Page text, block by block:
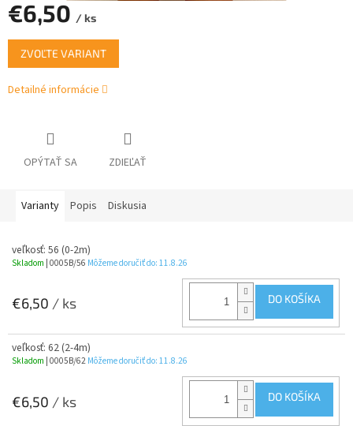
€6,50 / ks
Jednotková
cena:
ZVOĽTE VARIANT
Detailné informácie
OPÝTAŤ SA ZDIEĽAŤ
Varianty Popis Diskusia
veľkosť: 56 (0-2m)
Skladom | 0005B/56 Môžeme doručiť do: 11.8.26
€6,50 / ks DO KOŠÍKA
veľkosť: 62 (2-4m)
Skladom | 0005B/62 Môžeme doručiť do: 11.8.26
€6,50 / ks DO KOŠÍKA